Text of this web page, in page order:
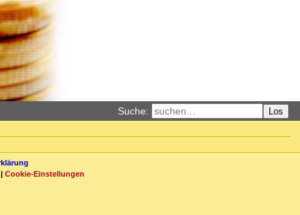
Suche: Los
| Cookie-Einstellungen